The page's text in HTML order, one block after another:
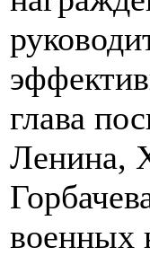
глава
Ленина,
военных